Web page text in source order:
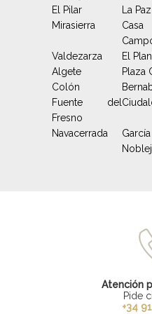
El Pilar
La Paz
Mirasierra
Valdezarza El
Algete
Plaza
Colón
Fuente del
Fresno
Navacerrada
García
Atención
Pide
+34